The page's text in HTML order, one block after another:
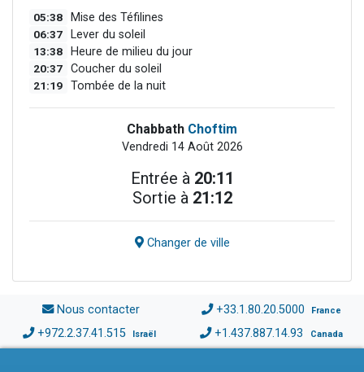
05:38 Mise des Téfilines
06:37 Lever du soleil
13:38 Heure de milieu du jour
20:37 Coucher du soleil
21:19 Tombée de la nuit
Chabbath Choftim
Vendredi 14 Août 2026
Entrée à 20:11
Sortie à 21:12
Changer de ville
Nous contacter +33.1.80.20.5000 France
+972.2.37.41.515 Israël +1.437.887.14.93 Canada